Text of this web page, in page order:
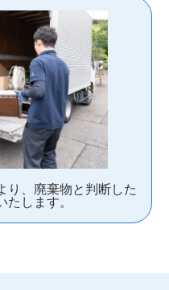
り、廃棄物と判断した
たします。